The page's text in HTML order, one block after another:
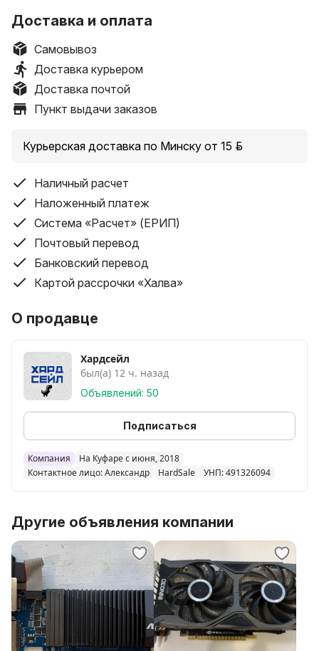
Блок питания 650Вт, 1stPlayer FK 650W PS-650FK,
85%, APFC, ATX
- Блок питания 700Вт, 1stPlayer FK 700W PS-700FK,
85%, APFC, ATX
- Блок питания 750Вт, 1stPlayer FK 750W PS-750FK,
- Блок питания 850Вт, 1stPlayer ACK Bronze 850W
HA-850AA2, 80 Plus Bronze, APFC, ATX
Доставка и оплата
Самовывоз
Доставка курьером
Доставка почтой
Пункт выдачи заказов
Курьерская доставка по Минску от 15 руб.
Наличный расчет
Наложенный платеж
Система «Расчет» (ЕРИП)
Почтовый перевод
Банковский перевод
Картой рассрочки «Халва»
О продавце
Хардсейл
был(а) 12 ч. назад
Объявлений: 50
Подписаться
Компания
На Куфаре с июня, 2018
Контактное лицо: Александр
HardSale УНП: 491326094
Другие объявления компании